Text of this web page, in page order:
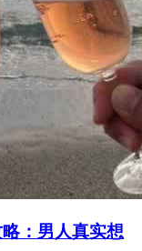
：男人真实想